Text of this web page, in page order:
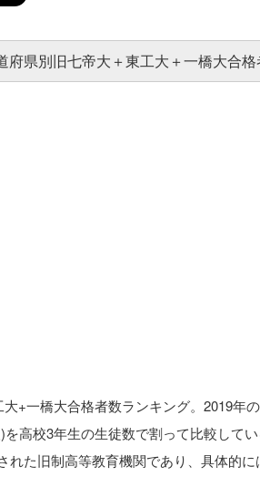
+一橋大合格者数ランキング。2019年
高校3年生の生徒数で割って比較して
れた旧制高等教育機関であり、具体的に